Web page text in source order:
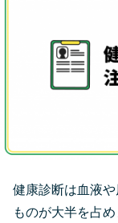
健康診断は血液
ものが大半を占